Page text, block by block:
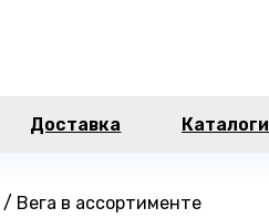
Доставка Каталоги
Вега в ассортименте